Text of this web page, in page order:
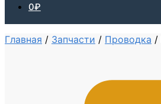
0₽
Главная / Запчасти / Проводка /